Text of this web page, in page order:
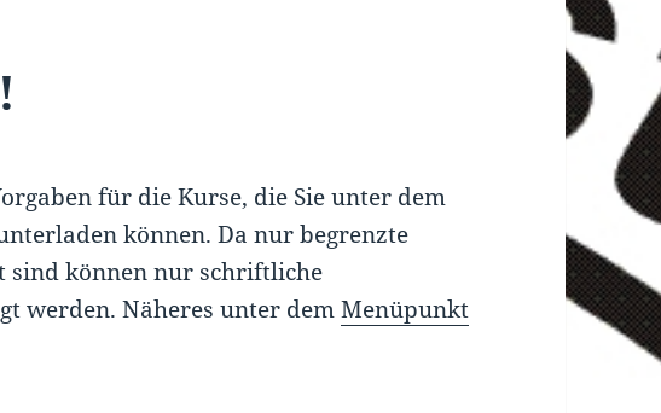
für die Kurse, die Sie unter dem
können. Da nur begrenzte
sind können nur schriftliche
werden. Näheres unter demMenüpunkt